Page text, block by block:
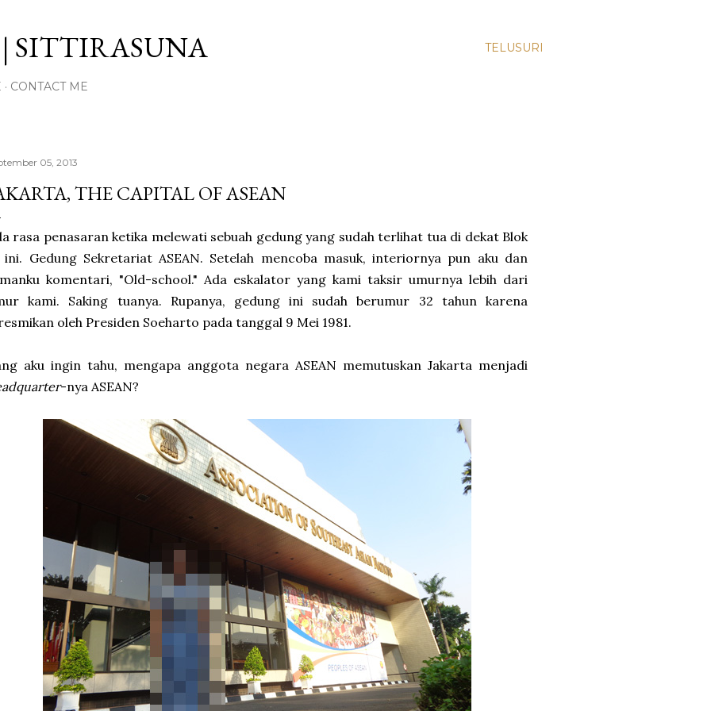
TELUSURI
SITTIRASUNA
CONTACT ME
05, 2013
THE CAPITAL OF ASEAN
rasa penasaran ketika melewati sebuah gedung yang sudah terlihat tua di dekat Blok
Gedung Sekretariat ASEAN. Setelah mencoba masuk, interiornya pun aku dan
komentari, "Old-school." Ada eskalator yang kami taksir umurnya lebih dari
kami. Saking tuanya. Rupanya, gedung ini sudah berumur 32 tahun karena
oleh Presiden Soeharto pada tanggal 9 Mei 1981.
aku ingin tahu, mengapa anggota negara ASEAN memutuskan Jakarta menjadi
-nya ASEAN?